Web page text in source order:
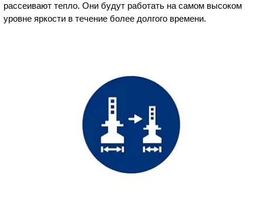
рассеивают тепло. Они будут работать на самом высоком
уровне яркости в течение более долгого времени.